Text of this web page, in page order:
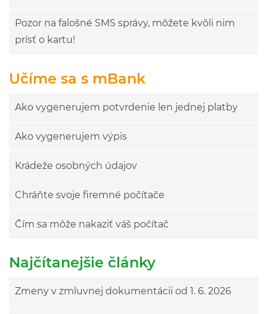
Pozor na falošné SMS správy, môžete kvôli nim
prísť o kartu!
Učíme sa s mBank
Ako vygenerujem potvrdenie len jednej platby
Ako vygenerujem výpis
Krádeže osobných údajov
Chráňte svoje firemné počítače
Čím sa môže nakaziť váš počítač
Najčítanejšie články
Zmeny v zmluvnej dokumentácii od 1. 6. 2026